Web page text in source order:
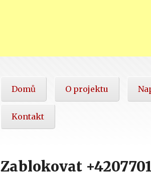
Domů O projektu
Kontakt
Zablokovat